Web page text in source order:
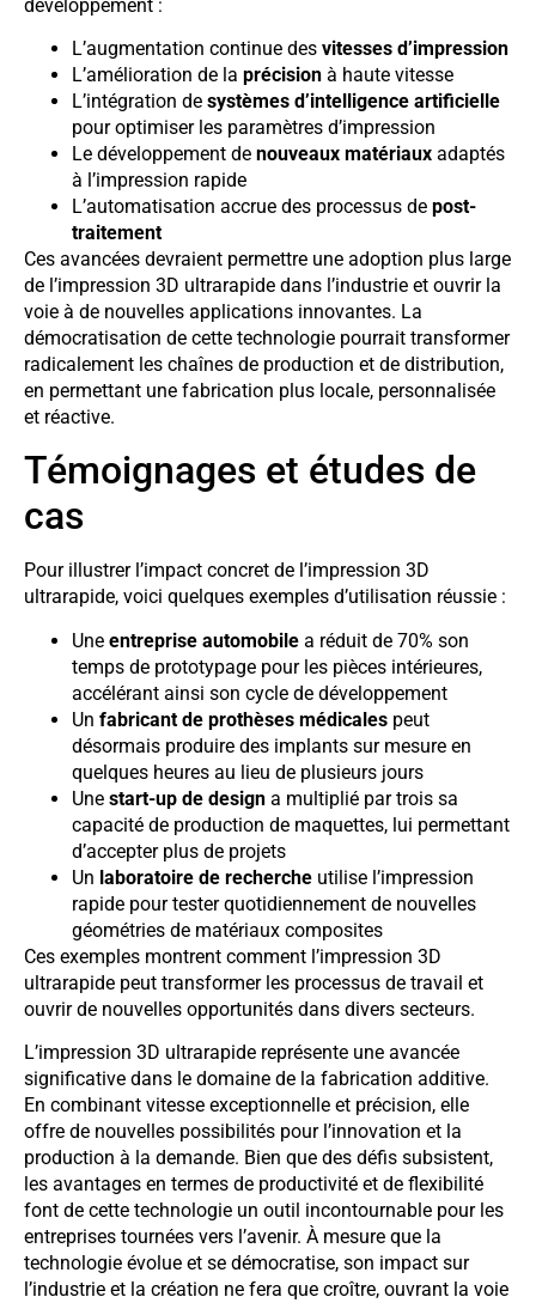
développement :
L’augmentation continue des vitesses d’impression
L’amélioration de la précision à haute vitesse
L’intégration de systèmes d’intelligence artificielle
pour optimiser les paramètres d’impression
Le développement de nouveaux matériaux adaptés
à l’impression rapide
L’automatisation accrue des processus de post-
traitement
Ces avancées devraient permettre une adoption plus large
de l’impression 3D ultrarapide dans l’industrie et ouvrir la
voie à de nouvelles applications innovantes. La
démocratisation de cette technologie pourrait transformer
radicalement les chaînes de production et de distribution,
en permettant une fabrication plus locale, personnalisée
et réactive.
Témoignages et études de
cas
Pour illustrer l’impact concret de l’impression 3D
ultrarapide, voici quelques exemples d’utilisation réussie :
Une entreprise automobile a réduit de 70% son
temps de prototypage pour les pièces intérieures,
accélérant ainsi son cycle de développement
Un fabricant de prothèses médicales peut
désormais produire des implants sur mesure en
quelques heures au lieu de plusieurs jours
Une start-up de design a multiplié par trois sa
capacité de production de maquettes, lui permettant
d’accepter plus de projets
Un laboratoire de recherche utilise l’impression
rapide pour tester quotidiennement de nouvelles
géométries de matériaux composites
Ces exemples montrent comment l’impression 3D
ultrarapide peut transformer les processus de travail et
ouvrir de nouvelles opportunités dans divers secteurs.
L’impression 3D ultrarapide représente une avancée
significative dans le domaine de la fabrication additive.
En combinant vitesse exceptionnelle et précision, elle
offre de nouvelles possibilités pour l’innovation et la
production à la demande. Bien que des défis subsistent,
les avantages en termes de productivité et de flexibilité
font de cette technologie un outil incontournable pour les
entreprises tournées vers l’avenir. À mesure que la
technologie évolue et se démocratise, son impact sur
l’industrie et la création ne fera que croître, ouvrant la voie